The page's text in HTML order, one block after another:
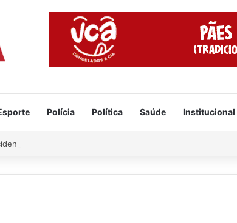
Polícia Política Saúde Institucional